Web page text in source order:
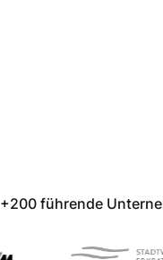
+200 führende